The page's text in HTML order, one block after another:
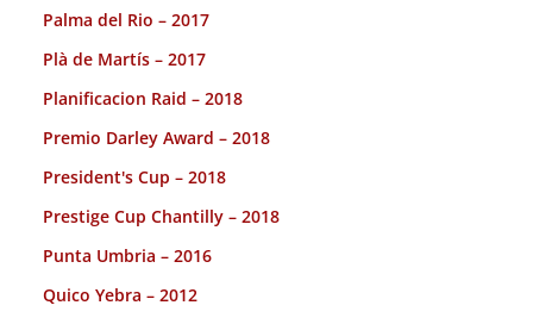
Palma del Rio – 2017
Plà de Martís – 2017
Planificacion Raid – 2018
Premio Darley Award – 2018
President's Cup – 2018
Prestige Cup Chantilly – 2018
Punta Umbria – 2016
Quico Yebra – 2012